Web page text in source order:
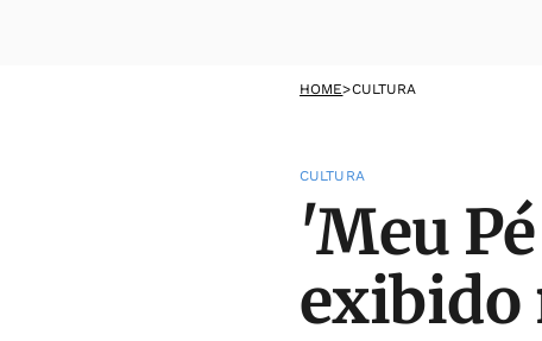
HOME>CULTURA
CULTURA
'Meu
exibido